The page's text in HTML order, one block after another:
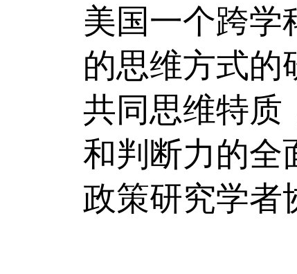
美国一个跨学
的思维方式的
共同思维特质
和判断力的全
政策研究学者